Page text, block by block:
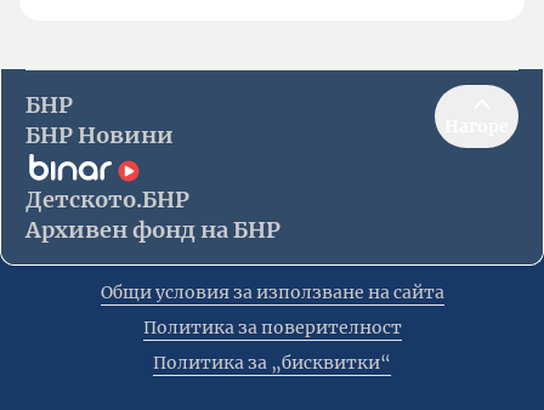
БНР
БНР Новини
Детското.БНР
Архивен фонд на БНР
Общи условия за използване на сайта
Политика за поверителност
Политика за „бисквитки“